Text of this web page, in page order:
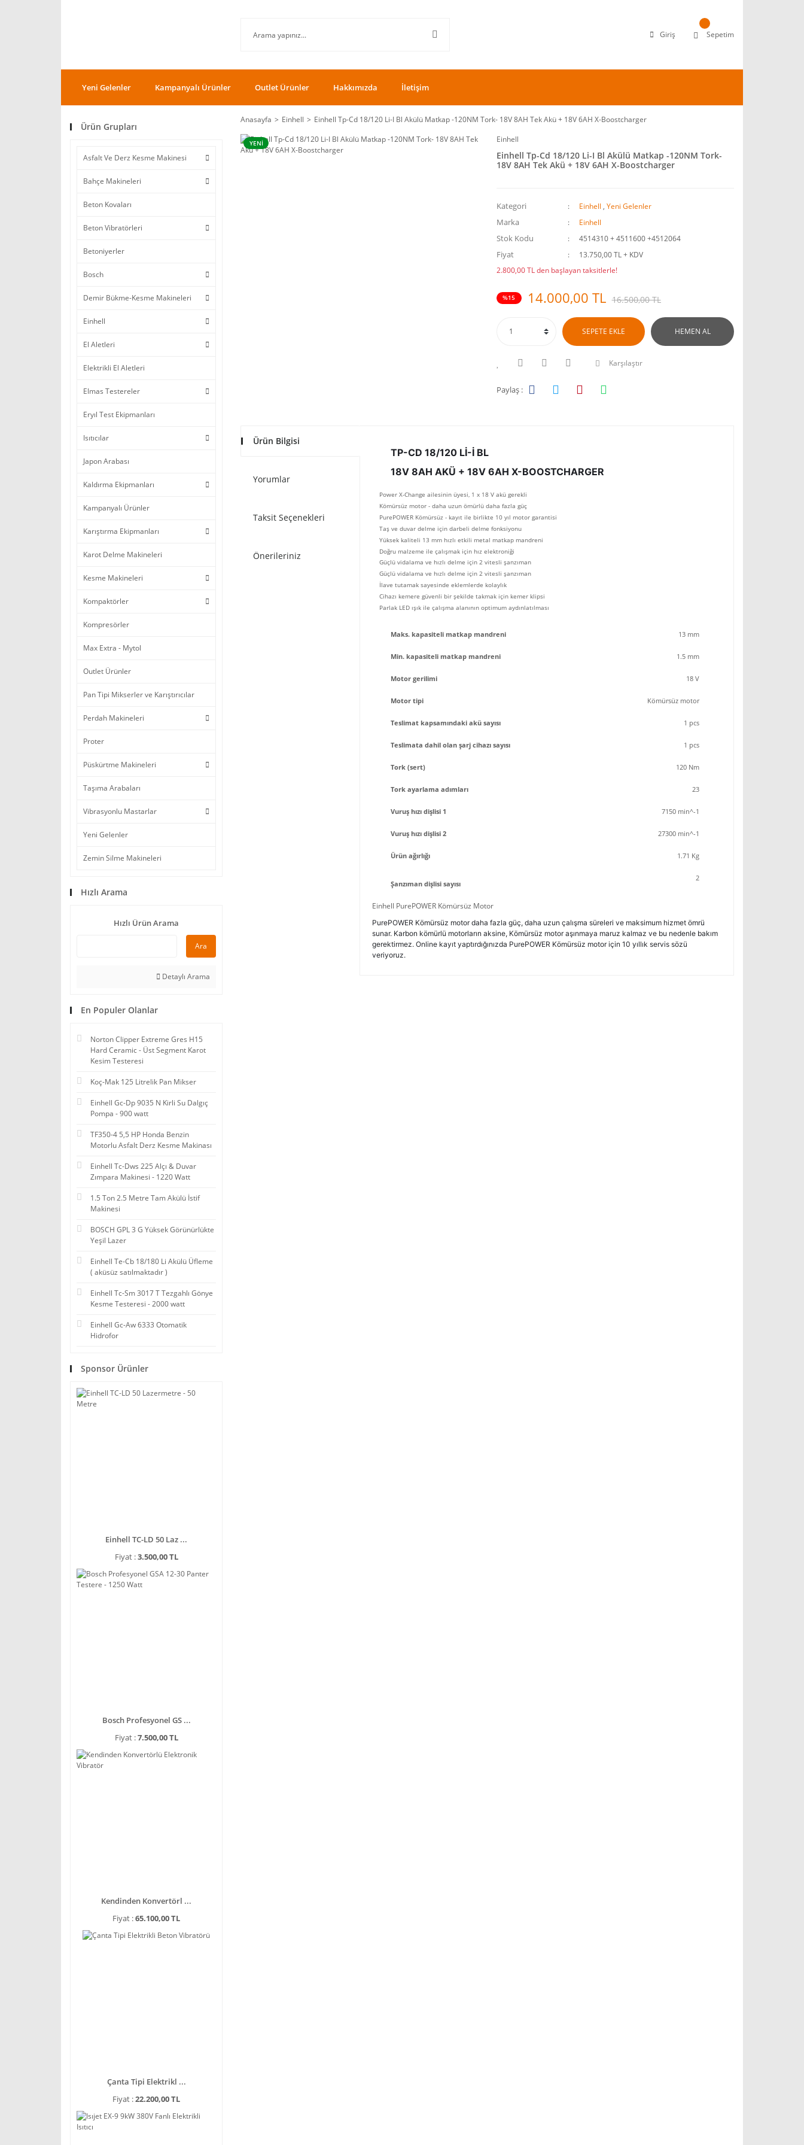
Giriş Sepetim
Yeni Gelenler Kampanyalı Ürünler Outlet Ürünler Hakkımızda İletişim
Ürün Grupları
Asfalt Ve Derz Kesme Makinesi
Bahçe Makineleri
Beton Kovaları
Beton Vibratörleri
Betoniyerler
Bosch
Demir Bükme-Kesme Makineleri
Einhell
El Aletleri
Elektrikli El Aletleri
Elmas Testereler
Eryıl Test Ekipmanları
Isıtıcılar
Japon Arabası
Kaldırma Ekipmanları
Kampanyalı Ürünler
Karıştırma Ekipmanları
Karot Delme Makineleri
Kesme Makineleri
Kompaktörler
Kompresörler
Max Extra - Mytol
Outlet Ürünler
Pan Tipi Mikserler ve Karıştırıcılar
Perdah Makineleri
Proter
Püskürtme Makineleri
Taşıma Arabaları
Vibrasyonlu Mastarlar
Yeni Gelenler
Zemin Silme Makineleri
Hızlı Arama
Hızlı Ürün Arama
Ara
Detaylı Arama
En Populer Olanlar
Norton Clipper Extreme Gres H15
Hard Ceramic - Üst Segment Karot
Kesim Testeresi
Koç-Mak 125 Litrelik Pan Mikser
Einhell Gc-Dp 9035 N Kirli Su Dalgıç
Pompa - 900 watt
TF350-4 5,5 HP Honda Benzin
Motorlu Asfalt Derz Kesme Makinası
Einhell Tc-Dws 225 Alçı & Duvar
Zımpara Makinesi - 1220 Watt
1.5 Ton 2.5 Metre Tam Akülü İstif
Makinesi
BOSCH GPL 3 G Yüksek Görünürlükte
Yeşil Lazer
Einhell Te-Cb 18/180 Li Akülü Üfleme
( aküsüz satılmaktadır )
Einhell Tc-Sm 3017 T Tezgahlı Gönye
Kesme Testeresi - 2000 watt
Einhell Gc-Aw 6333 Otomatik
Hidrofor
Sponsor Ürünler
Einhell TC-LD 50 Laz ...
Fiyat :3.500,00 TL
Bosch Profesyonel GS ...
Fiyat :7.500,00 TL
Kendinden Konvertörl ...
Fiyat :65.100,00 TL
Çanta Tipi Elektrikl ...
Fiyat :22.200,00 TL
Anasayfa Einhell Einhell Tp-Cd 18/120 Li-I Bl Akülü Matkap -120NM Tork- 18V 8AH Tek Akü + 18V 6AH X-Boostcharger
YENİ Einhell
Einhell Tp-Cd 18/120 Li-I Bl Akülü Matkap -120NM Tork-
18V 8AH Tek Akü + 18V 6AH X-Boostcharger
Kategori Einhell , Yeni Gelenler
Marka Einhell
Stok Kodu 4514310 + 4511600 +4512064
Fiyat
13.750,00 TL + KDV
2.800,00 TL den başlayan taksitlerle!
%15 14.000,00 TL 16.500,00 TL
SEPETE EKLE HEMEN AL
Karşılaştır
Paylaş :
Ürün Bilgisi
Yorumlar
Taksit Seçenekleri
Önerileriniz
TP-CD 18/120 Lİ-İ BL
18V 8AH AKÜ + 18V 6AH X-BOOSTCHARGER
Power X-Change ailesinin üyesi, 1 x 18 V akü gerekli
Kömürsüz motor - daha uzun ömürlü daha fazla güç
PurePOWER Kömürsüz - kayıt ile birlikte 10 yıl motor garantisi
Taş ve duvar delme için darbeli delme fonksiyonu
Yüksek kaliteli 13 mm hızlı etkili metal matkap mandreni
Doğru malzeme ile çalışmak için hız elektroniği
Güçlü vidalama ve hızlı delme için 2 vitesli şanzıman
Güçlü vidalama ve hızlı delme için 2 vitesli şanzıman
İlave tutamak sayesinde eklemlerde kolaylık
Cihazı kemere güvenli bir şekilde takmak için kemer klipsi
Parlak LED ışık ile çalışma alanının optimum aydınlatılması
Maks. kapasiteli matkap mandreni 13 mm
Min. kapasiteli matkap mandreni 1.5 mm
Motor gerilimi 18 V
Motor tipi Kömürsüz motor
Teslimat kapsamındaki akü sayısı 1 pcs
Teslimata dahil olan şarj cihazı sayısı 1 pcs
Tork (sert) 120 Nm
Tork ayarlama adımları 23
Vuruş hızı dişlisi 1 7150 min^-1
Vuruş hızı dişlisi 2 27300 min^-1
Ürün ağırlığı 1.71 Kg
Şanzıman dişlisi sayısı
2
Einhell PurePOWER Kömürsüz Motor
PurePOWER Kömürsüz motor daha fazla güç, daha uzun çalışma süreleri ve maksimum hizmet ömrü
sunar. Karbon kömürlü motorların aksine, Kömürsüz motor aşınmaya maruz kalmaz ve bu nedenle bakım
gerektirmez. Online kayıt yaptırdığınızda PurePOWER Kömürsüz motor için 10 yıllık servis sözü
veriyoruz.